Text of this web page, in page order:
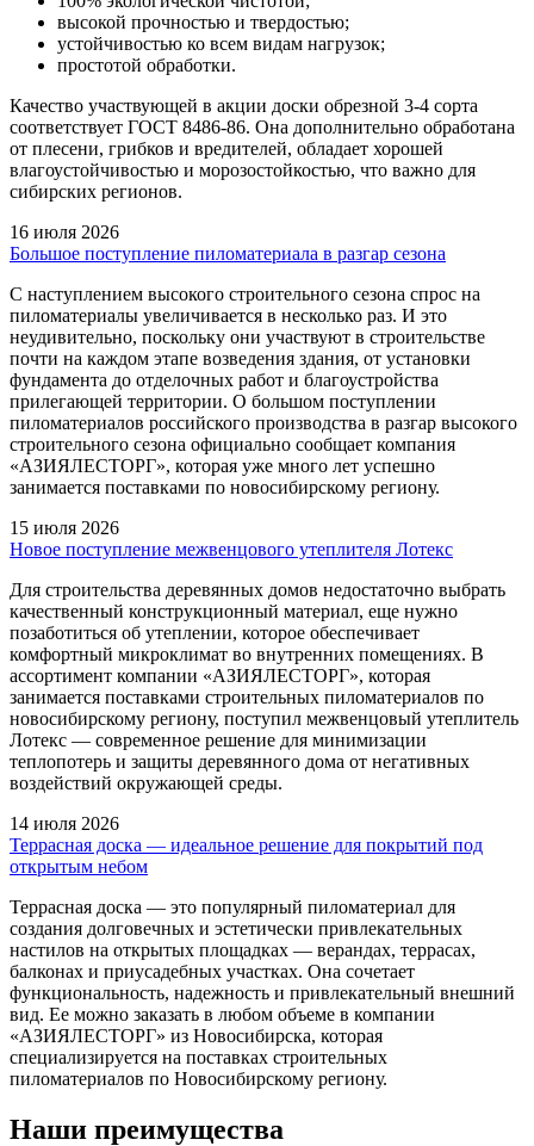
высокой прочностью и твердостью;
устойчивостью ко всем видам нагрузок;
простотой обработки.
Качество участвующей в акции доски обрезной 3-4 сорта
соответствует ГОСТ 8486-86. Она дополнительно обработана
от плесени, грибков и вредителей, обладает хорошей
влагоустойчивостью и морозостойкостью, что важно для
сибирских регионов.
16 июля 2026
Большое поступление пиломатериала в разгар сезона
С наступлением высокого строительного сезона спрос на
пиломатериалы увеличивается в несколько раз. И это
неудивительно, поскольку они участвуют в строительстве
почти на каждом этапе возведения здания, от установки
фундамента до отделочных работ и благоустройства
прилегающей территории. О большом поступлении
пиломатериалов российского производства в разгар высокого
строительного сезона официально сообщает компания
«АЗИЯЛЕСТОРГ», которая уже много лет успешно
занимается поставками по новосибирскому региону.
15 июля 2026
Новое поступление межвенцового утеплителя Лотекс
Для строительства деревянных домов недостаточно выбрать
качественный конструкционный материал, еще нужно
позаботиться об утеплении, которое обеспечивает
комфортный микроклимат во внутренних помещениях. В
ассортимент компании «АЗИЯЛЕСТОРГ», которая
занимается поставками строительных пиломатериалов по
новосибирскому региону, поступил межвенцовый утеплитель
Лотекс — современное решение для минимизации
теплопотерь и защиты деревянного дома от негативных
воздействий окружающей среды.
14 июля 2026
Террасная доска — идеальное решение для покрытий под
открытым небом
Террасная доска — это популярный пиломатериал для
создания долговечных и эстетически привлекательных
настилов на открытых площадках — верандах, террасах,
балконах и приусадебных участках. Она сочетает
функциональность, надежность и привлекательный внешний
вид. Ее можно заказать в любом объеме в компании
«АЗИЯЛЕСТОРГ» из Новосибирска, которая
специализируется на поставках строительных
пиломатериалов по Новосибирскому региону.
Наши преимущества